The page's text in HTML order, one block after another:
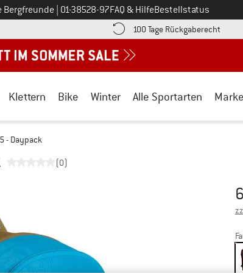
Bergfreunde Ruf uns an unter
01-38528-97FAQ & HilfeBestellstatus
die Zahlungs-Infos hier! Öffnet sich in einer Infobox
100 Tage Rückgaberecht
Klettern Bike Winter Alle Sportarten
- Daypack
(0)